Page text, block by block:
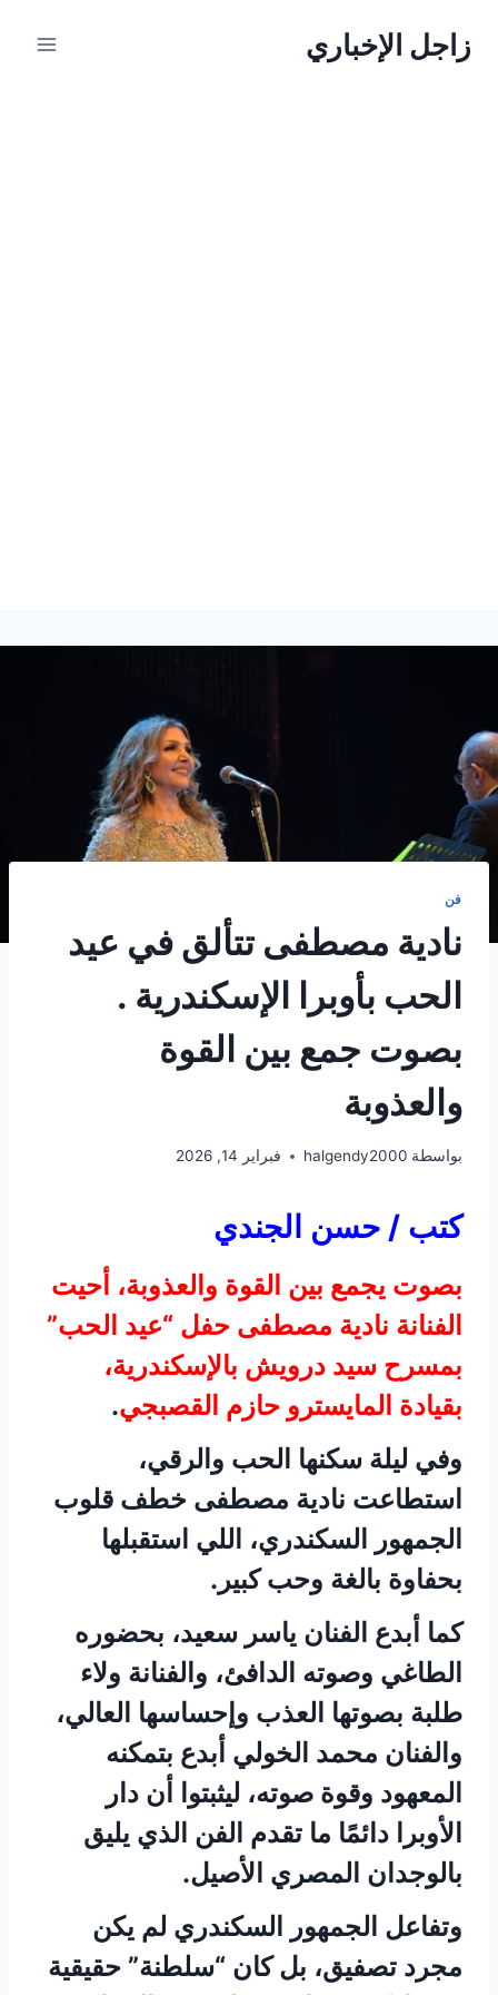
زاجل الإخباري
فن
نادية مصطفى تتألق في عيد
الحب بأوبرا الإسكندرية .
بصوت جمع بين القوة
والعذوبة
بواسطة halgendy2000 فبراير 14, 2026
كتب / حسن الجندي
بصوت يجمع بين القوة والعذوبة، أحيت
الفنانة نادية مصطفى حفل “عيد الحب”
بمسرح سيد درويش بالإسكندرية،
بقيادة المايسترو حازم القصبجي.
وفي ليلة سكنها الحب والرقي،
استطاعت نادية مصطفى خطف قلوب
الجمهور السكندري، اللي استقبلها
بحفاوة بالغة وحب كبير.
كما أبدع الفنان ياسر سعيد، بحضوره
الطاغي وصوته الدافئ، والفنانة ولاء
طلبة بصوتها العذب وإحساسها العالي،
والفنان محمد الخولي أبدع بتمكنه
المعهود وقوة صوته، ليثبتوا أن دار
الأوبرا دائمًا ما تقدم الفن الذي يليق
بالوجدان المصري الأصيل.
وتفاعل الجمهور السكندري لم يكن
مجرد تصفيق، بل كان “سلطنة” حقيقية